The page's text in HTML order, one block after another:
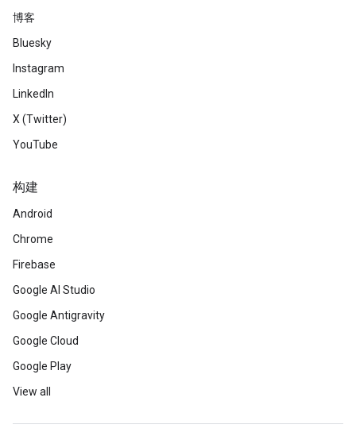
博客
Bluesky
Instagram
LinkedIn
X (Twitter)
YouTube
构建
Android
Chrome
Firebase
Google AI Studio
Google Antigravity
Google Cloud
Google Play
View all